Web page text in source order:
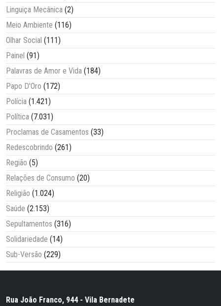
Linguiça Mecânica (2)
Meio Ambiente (116)
Olhar Social (111)
Painel (91)
Palavras de Amor e Vida (184)
Papo D'Oro (172)
Polícia (1.421)
Política (7.031)
Proclamas de Casamentos (33)
Redescobrindo (261)
Região (5)
Relações de Consumo (20)
Religião (1.024)
Saúde (2.153)
Sepultamentos (316)
Solidariedade (14)
Sub-Versão (229)
Rua João Franco, 944 - Vila Bernadete